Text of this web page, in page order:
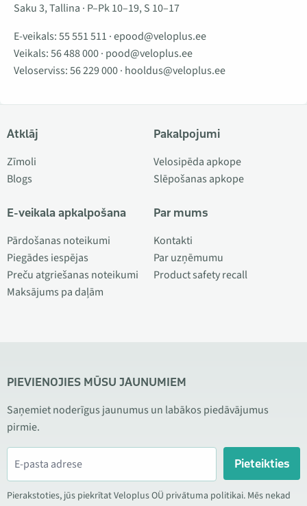
Saku 3, Tallina · P–Pk 10–19, S 10–17
E-veikals:55 551 511 ·epood@veloplus.ee
Veikals:56 488 000· pood@veloplus.ee
Veloserviss:56 229 000· hooldus@veloplus.ee
Atklāj
Zīmoli
Blogs
E-veikala apkalpošana
Pārdošanas noteikumi
Piegādes iespējas
Preču atgriešanas noteikumi
Maksājums pa daļām
Pakalpojumi
Velosipēda apkope
Slēpošanas apkope
Par mums
Kontakti
Par uzņēmumu
Product safety recall
PIEVIENOJIES MŪSU JAUNUMIEM
Saņemiet noderīgus jaunumus un labākos piedāvājumus
pirmie.
Pieteikties
Pierakstoties, jūs piekrītat Veloplus OÜ privātuma politikai. Mēs nekad